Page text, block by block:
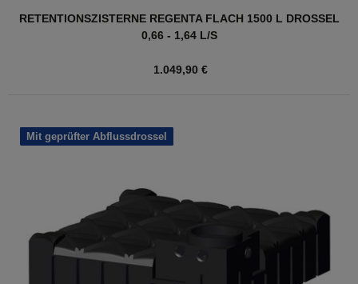
RETENTIONSZISTERNE REGENTA FLACH 1500 L DROSSEL
0,66 - 1,64 L/S
1.049,90 €
Mit geprüfter Abflussdrossel